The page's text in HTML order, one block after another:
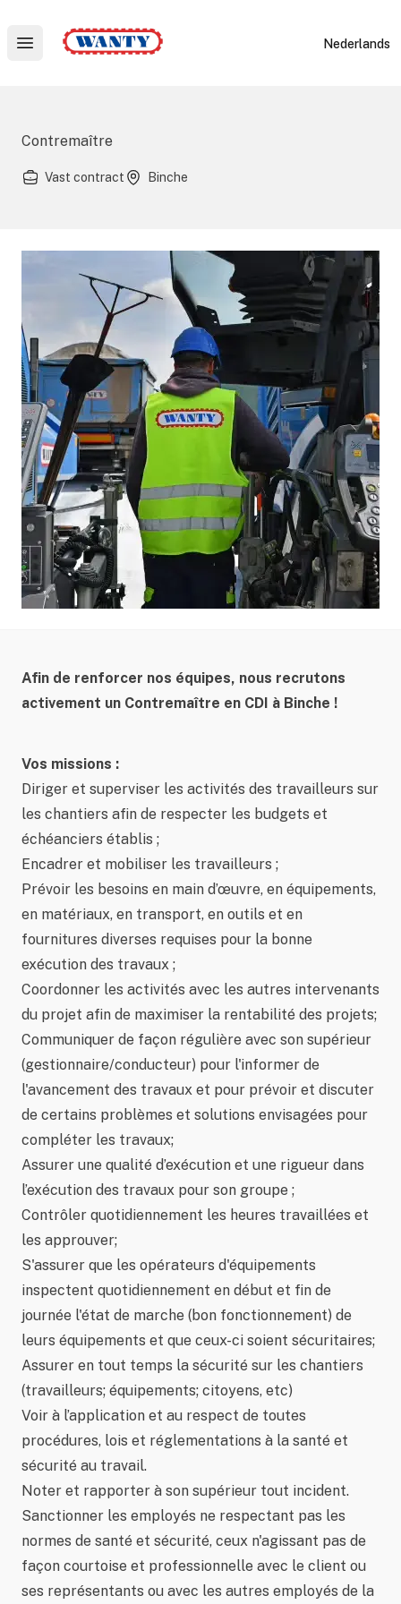
Open main menu
Wanty
Nederlands
Contremaître
Vast contract Binche
Afin de renforcer nos équipes, nous recrutons
activement un Contremaître en CDI à Binche !
Vos missions :
Diriger et superviser les activités des travailleurs sur
les chantiers afin de respecter les budgets et
échéanciers établis ;
Encadrer et mobiliser les travailleurs ;
Prévoir les besoins en main d’œuvre, en équipements,
en matériaux, en transport, en outils et en
fournitures diverses requises pour la bonne
exécution des travaux ;
Coordonner les activités avec les autres intervenants
du projet afin de maximiser la rentabilité des projets;
Communiquer de façon régulière avec son supérieur
(gestionnaire/conducteur) pour l'informer de
l'avancement des travaux et pour prévoir et discuter
de certains problèmes et solutions envisagées pour
compléter les travaux;
Assurer une qualité d’exécution et une rigueur dans
l’exécution des travaux pour son groupe ;
Contrôler quotidiennement les heures travaillées et
les approuver;
S'assurer que les opérateurs d'équipements
inspectent quotidiennement en début et fin de
journée l'état de marche (bon fonctionnement) de
leurs équipements et que ceux-ci soient sécuritaires;
Assurer en tout temps la sécurité sur les chantiers
(travailleurs; équipements; citoyens, etc)
Voir à l’application et au respect de toutes
procédures, lois et réglementations à la santé et
sécurité au travail.
Noter et rapporter à son supérieur tout incident.
Sanctionner les employés ne respectant pas les
normes de santé et sécurité, ceux n'agissant pas de
façon courtoise et professionnelle avec le client ou
ses représentants ou avec les autres employés de la